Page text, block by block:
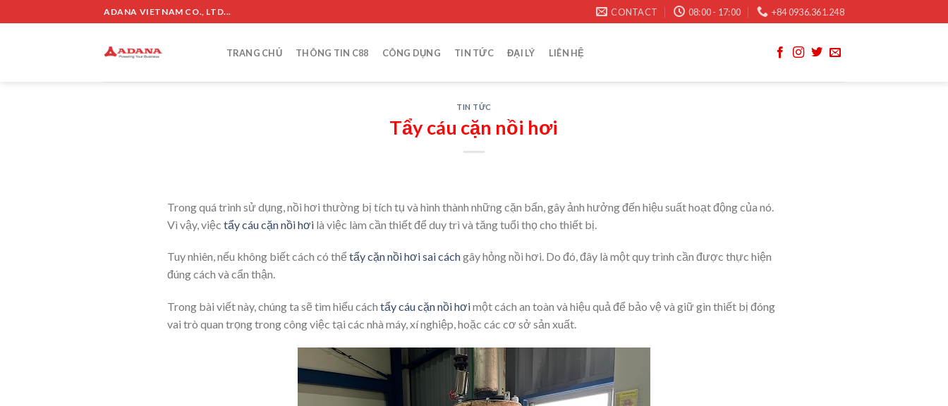
to
ADANA VIETNAM CO., LTD... CONTACT 08:00 - 17:00 +84 0936.361.248
TRANG CHỦ THÔNG TIN C88 CÔNG DỤNG TIN TỨC ĐẠI LÝ LIÊN HỆ
TIN TỨC
Tẩy cáu cặn nồi hơi
Trong quá trình sử dụng, nồi hơi thường bị tích tụ và hình thành những cặn bẩn, gây ảnh hưởng đến hiệu suất hoạt động của nó.
Vì vậy, việc tẩy cáu cặn nồi hơi là việc làm cần thiết để duy trì và tăng tuổi thọ cho thiết bị.
Tuy nhiên, nếu không biết cách có thể tẩy cặn nồi hơi sai cáchgây hỏng nồi hơi. Do đó, đây là một quy trình cần được thực hiện
đúng cách và cẩn thận.
Trong bài viết này, chúng ta sẽ tìm hiểu cách tẩy cáu cặn nồi hơimột cách an toàn và hiệu quả để bảo vệ và giữ gìn thiết bị đóng
vai trò quan trọng trong công việc tại các nhà máy, xí nghiệp, hoặc các cơ sở sản xuất.